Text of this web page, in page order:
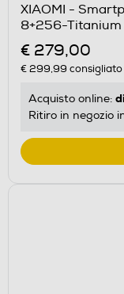
XIAOMI -
8+256-Titanium
€ 279,00
€ 299,99 consigliato
Acquisto online:
Ritiro in negozio